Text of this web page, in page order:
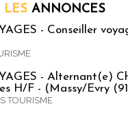
LES ANNONCES
- Conseiller
- Alternant(e)
H/F - (Massy/Evry
TOURISME